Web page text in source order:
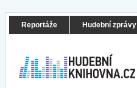
Reportáže Hudební zprávy